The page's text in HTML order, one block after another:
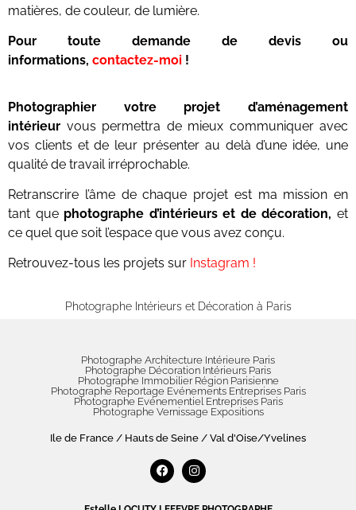
matières, de couleur, de lumière.
Pour toute demande de devis ou
informations, contactez-moi !
Photographier votre projet d’aménagement
intérieur vous permettra de mieux communiquer avec
vos clients et de leur présenter au delà d’une idée, une
qualité de travail irréprochable.
Retranscrire l’âme de chaque projet est ma mission en
tant que photographe d’intérieurs et de décoration,et
ce quel que soit l’espace que vous avez conçu.
Retrouvez-tous les projets sur Instagram !
Photographe Intérieurs et Décoration à Paris
Photographe Architecture Intérieure Paris
Photographe Décoration Intérieurs Paris
Photographe Immobilier Région Parisienne
Photographe Reportage Evénements Entreprises Paris
Photographe Evénementiel Entreprises Paris
Photographe Vernissage Expositions
Ile de France / Hauts de Seine / Val d'Oise/Yvelines